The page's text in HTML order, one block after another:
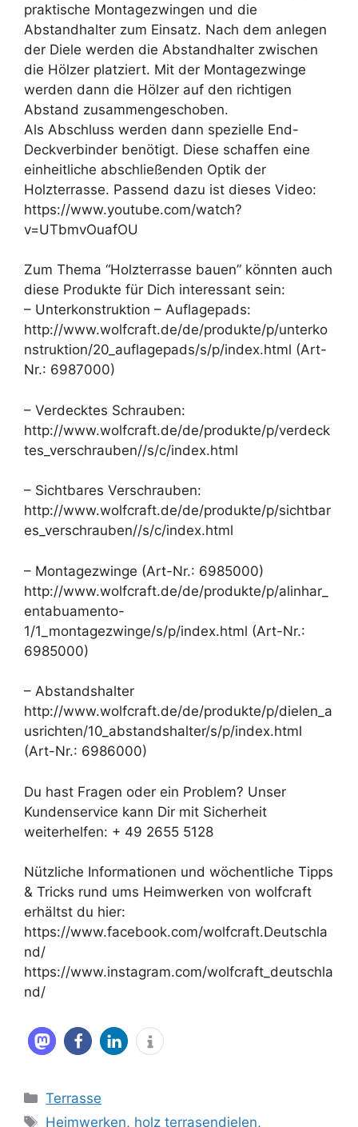
praktische Montagezwingen und die
Abstandhalter zum Einsatz. Nach dem anlegen
der Diele werden die Abstandhalter zwischen
die Hölzer platziert. Mit der Montagezwinge
werden dann die Hölzer auf den richtigen
Abstand zusammengeschoben.
Als Abschluss werden dann spezielle End-
Deckverbinder benötigt. Diese schaffen eine
einheitliche abschließenden Optik der
Holzterrasse. Passend dazu ist dieses Video:
https://www.youtube.com/watch?
v=UTbmvOuafOU
Zum Thema “Holzterrasse bauen” könnten auch
diese Produkte für Dich interessant sein:
– Unterkonstruktion – Auflagepads:
http://www.wolfcraft.de/de/produkte/p/unterko
nstruktion/20_auflagepads/s/p/index.html (Art-
Nr.: 6987000)
– Verdecktes Schrauben:
http://www.wolfcraft.de/de/produkte/p/verdeck
tes_verschrauben//s/c/index.html
– Sichtbares Verschrauben:
http://www.wolfcraft.de/de/produkte/p/sichtbar
es_verschrauben//s/c/index.html
– Montagezwinge (Art-Nr.: 6985000)
http://www.wolfcraft.de/de/produkte/p/alinhar_
entabuamento-
1/1_montagezwinge/s/p/index.html (Art-Nr.:
6985000)
– Abstandshalter
http://www.wolfcraft.de/de/produkte/p/dielen_a
usrichten/10_abstandshalter/s/p/index.html
(Art-Nr.: 6986000)
Du hast Fragen oder ein Problem? Unser
Kundenservice kann Dir mit Sicherheit
weiterhelfen: + 49 2655 5128
Nützliche Informationen und wöchentliche Tipps
& Tricks rund ums Heimwerken von wolfcraft
erhältst du hier:
https://www.facebook.com/wolfcraft.Deutschla
nd/
https://www.instagram.com/wolfcraft_deutschla
nd/
Kategorien
Terrasse
Schlagwörter
Heimwerken, holz terrasendielen,